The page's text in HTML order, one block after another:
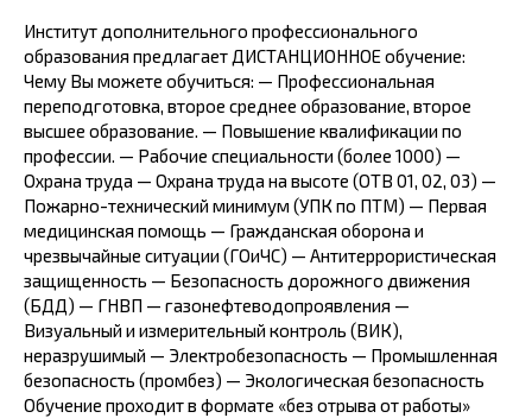
Институт дополнительного профессионального
образования предлагает ДИСТАНЦИОННОЕ обучение:
Чему Вы можете обучиться: — Профессиональная
переподготовка, второе среднее образование, второе
высшее образование. — Повышение квалификации по
профессии. — Рабочие специальности (более 1000) —
Охрана труда — Охрана труда на высоте (ОТВ 01, 02, 03) —
Пожарно-технический минимум (УПК по ПТМ) — Первая
медицинская помощь — Гражданская оборона и
чрезвычайные ситуации (ГОиЧС) — Антитеррористическая
защищенность — Безопасность дорожного движения
(БДД) — ГНВП — газонефтеводопроявления —
Визуальный и измерительный контроль (ВИК),
неразрушимый — Электробезопасность — Промышленная
безопасность (промбез) — Экологическая безопасность
Обучение проходит в формате «без отрыва от работы»